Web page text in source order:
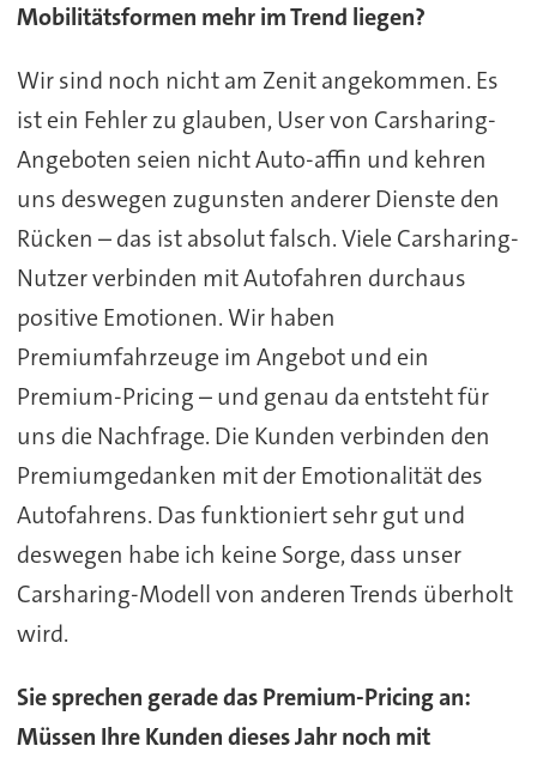
Mobilitätsformen mehr im Trend liegen?
Wir sind noch nicht am Zenit angekommen. Es
ist ein Fehler zu glauben, User von Carsharing-
Angeboten seien nicht Auto-affin und kehren
uns deswegen zugunsten anderer Dienste den
Rücken – das ist absolut falsch. Viele Carsharing-
Nutzer verbinden mit Autofahren durchaus
positive Emotionen. Wir haben
Premiumfahrzeuge im Angebot und ein
Premium-Pricing – und genau da entsteht für
uns die Nachfrage. Die Kunden verbinden den
Premiumgedanken mit der Emotionalität des
Autofahrens. Das funktioniert sehr gut und
deswegen habe ich keine Sorge, dass unser
Carsharing-Modell von anderen Trends überholt
wird.
Sie sprechen gerade das Premium-Pricing an:
Müssen Ihre Kunden dieses Jahr noch mit